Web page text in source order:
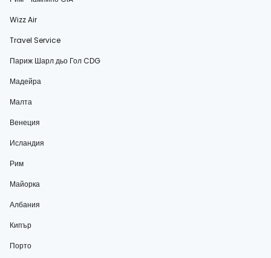
Wizz Air
Travel Service
Париж Шарл дьо Гол CDG
Мадейра
Малта
Венеция
Исландия
Рим
Майорка
Албания
Кипър
Порто